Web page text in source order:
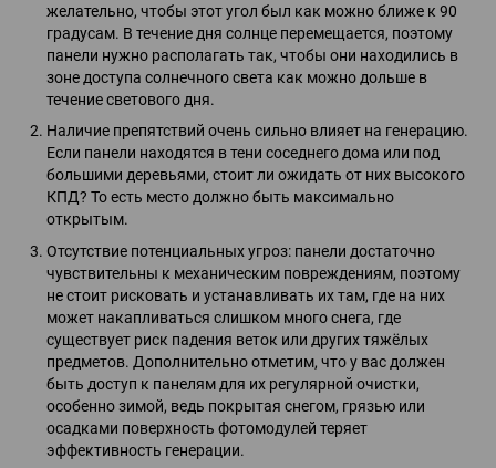
желательно, чтобы этот угол был как можно ближе к 90
градусам. В течение дня солнце перемещается, поэтому
панели нужно располагать так, чтобы они находились в
зоне доступа солнечного света как можно дольше в
течение светового дня.
Наличие препятствий очень сильно влияет на генерацию.
Если панели находятся в тени соседнего дома или под
большими деревьями, стоит ли ожидать от них высокого
КПД? То есть место должно быть максимально
открытым.
Отсутствие потенциальных угроз: панели достаточно
чувствительны к механическим повреждениям, поэтому
не стоит рисковать и устанавливать их там, где на них
может накапливаться слишком много снега, где
существует риск падения веток или других тяжёлых
предметов. Дополнительно отметим, что у вас должен
быть доступ к панелям для их регулярной очистки,
особенно зимой, ведь покрытая снегом, грязью или
осадками поверхность фотомодулей теряет
эффективность генерации.